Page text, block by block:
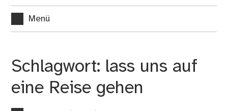
Menü
Schlagwort: lass uns auf
eine Reise gehen